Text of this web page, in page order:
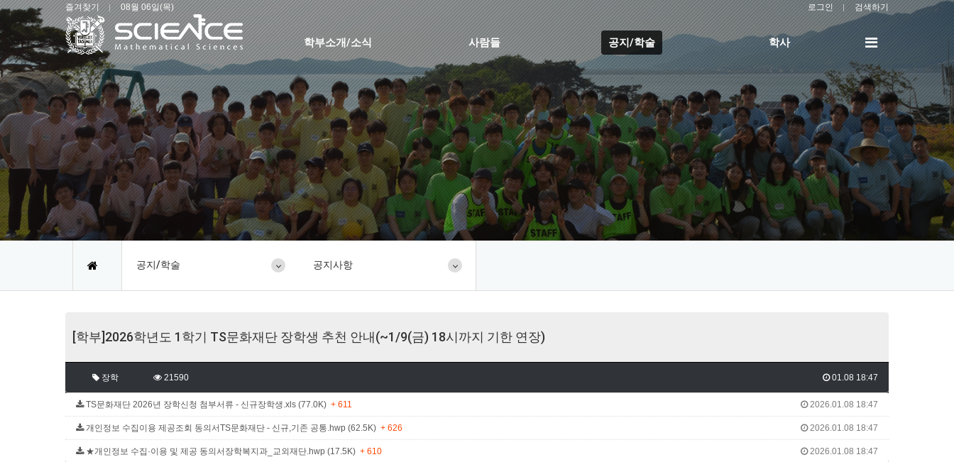
즐겨찾기 08월 06일(목) 로그인 검색하기
학부소개/소식 사람들 공지/학술 학사
전
메
뉴
공지/학술 공지사항
[학부]2026학년도 1학기 TS문화재단 장학생 추천 안내(~1/9(금) 18시까지 기한 연장)
장학 21590 01.08 18:47
2026.01.08 18:47
TS문화재단 2026년 장학신청 첨부서류 - 신규장학생.xls (77.0K) + 611
2026.01.08 18:47
개인정보 수집이용 제공조회 동의서TS문화재단 - 신규,기존 공통.hwp (62.5K) + 626
2026.01.08 18:47
★개인정보 수집·이용 및 제공 동의서장학복지과_교외재단.hwp (17.5K) + 610